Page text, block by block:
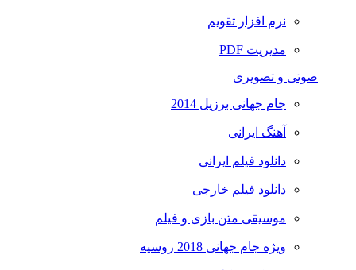
نرم افزار تقویم
مدیریت PDF
صوتی و تصویری
جام جهانی برزیل 2014
آهنگ ایرانی
دانلود فیلم ایرانی
دانلود فیلم خارجی
موسیقی متن بازی و فیلم
ویژه جام جهانی 2018 روسیه